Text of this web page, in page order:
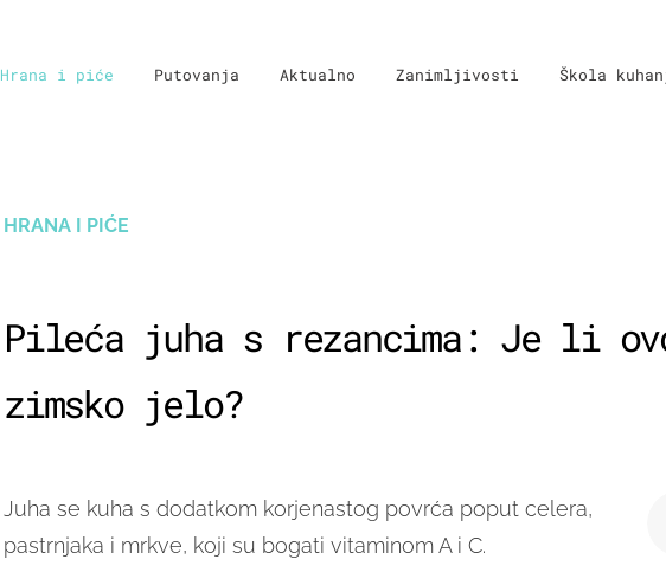
Hrana i piće Putovanja Aktualno Zanimljivosti Škola
HRANA I PIĆE
Pileća juha s rezancima: Je li
zimsko jelo?
Juha se kuha s dodatkom korjenastog povrća poput celera,
pastrnjaka i mrkve, koji su bogati vitaminom A i C.